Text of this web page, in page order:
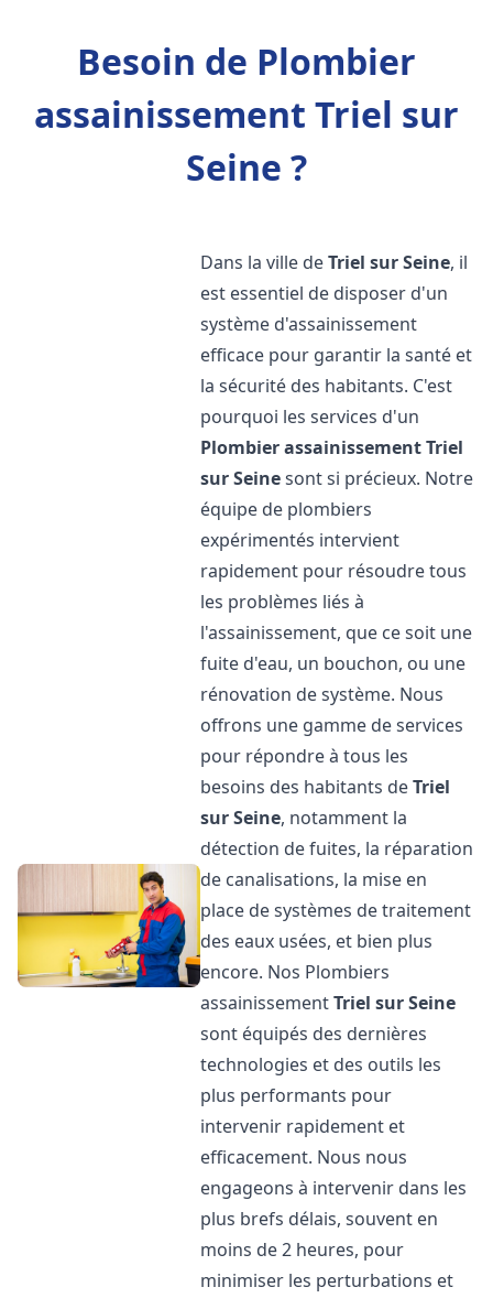
Besoin de Plombier
assainissement Triel sur
Seine ?
Dans la ville deTriel sur Seine, il
est essentiel de disposer d'un
système d'assainissement
efficace pour garantir la santé et
la sécurité des habitants. C'est
pourquoi les services d'un
Plombier assainissementTriel
sur Seinesont si précieux. Notre
équipe de plombiers
expérimentés intervient
rapidement pour résoudre tous
les problèmes liés à
l'assainissement, que ce soit une
fuite d'eau, un bouchon, ou une
rénovation de système. Nous
offrons une gamme de services
pour répondre à tous les
besoins des habitants deTriel
sur Seine, notamment la
détection de fuites, la réparation
de canalisations, la mise en
place de systèmes de traitement
des eaux usées, et bien plus
encore. Nos Plombiers
assainissementTriel sur Seine
sont équipés des dernières
technologies et des outils les
plus performants pour
intervenir rapidement et
efficacement. Nous nous
engageons à intervenir dans les
plus brefs délais, souvent en
moins de 2 heures, pour
minimiser les perturbations et